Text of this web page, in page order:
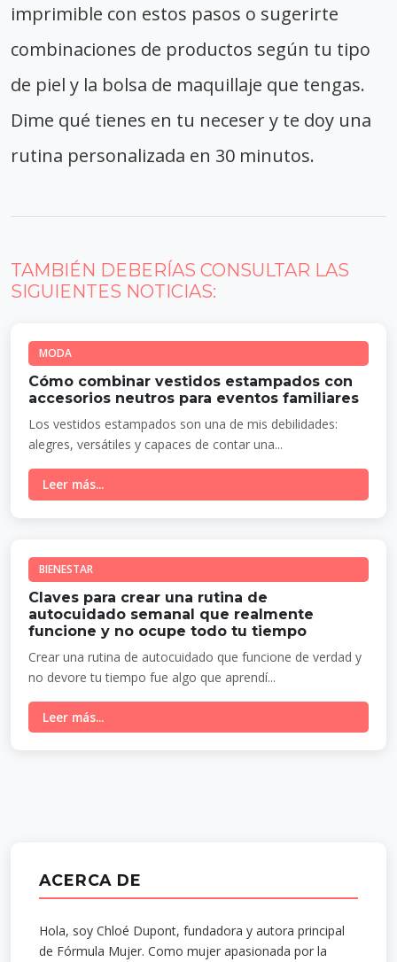
imprimible con estos pasos o sugerirte
combinaciones de productos según tu tipo
de piel y la bolsa de maquillaje que tengas.
Dime qué tienes en tu neceser y te doy una
rutina personalizada en 30 minutos.
TAMBIÉN DEBERÍAS CONSULTAR LAS
SIGUIENTES NOTICIAS:
MODA
Cómo combinar vestidos estampados con
accesorios neutros para eventos familiares
Los vestidos estampados son una de mis debilidades:
alegres, versátiles y capaces de contar una...
Leer más...
BIENESTAR
Claves para crear una rutina de
autocuidado semanal que realmente
funcione y no ocupe todo tu tiempo
Crear una rutina de autocuidado que funcione de verdad y
no devore tu tiempo fue algo que aprendí...
Leer más...
ACERCA DE
Hola, soy Chloé Dupont, fundadora y autora principal
de Fórmula Mujer. Como mujer apasionada por la